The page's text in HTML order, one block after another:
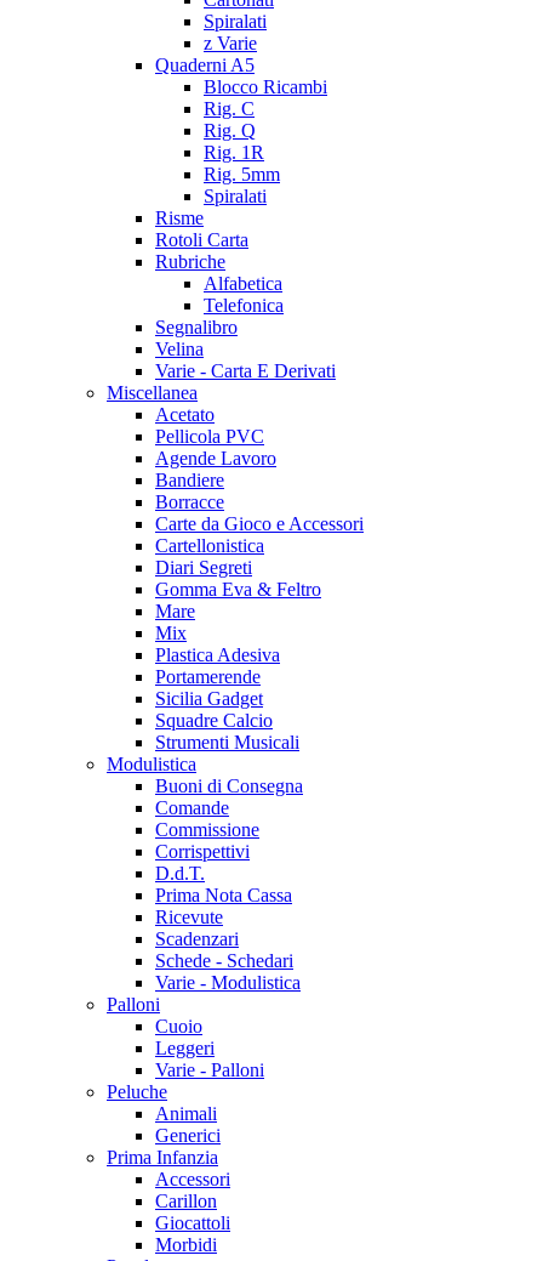
Spiralati
z Varie
Quaderni A5
Blocco Ricambi
Rig. C
Rig. Q
Rig. 1R
Rig. 5mm
Spiralati
Risme
Rotoli Carta
Rubriche
Alfabetica
Telefonica
Segnalibro
Velina
Varie - Carta E Derivati
Miscellanea
Acetato
Pellicola PVC
Agende Lavoro
Bandiere
Borracce
Carte da Gioco e Accessori
Cartellonistica
Diari Segreti
Gomma Eva & Feltro
Mare
Mix
Plastica Adesiva
Portamerende
Sicilia Gadget
Squadre Calcio
Strumenti Musicali
Modulistica
Buoni di Consegna
Comande
Commissione
Corrispettivi
D.d.T.
Prima Nota Cassa
Ricevute
Scadenzari
Schede - Schedari
Varie - Modulistica
Palloni
Cuoio
Leggeri
Varie - Palloni
Peluche
Animali
Generici
Prima Infanzia
Accessori
Carillon
Giocattoli
Morbidi